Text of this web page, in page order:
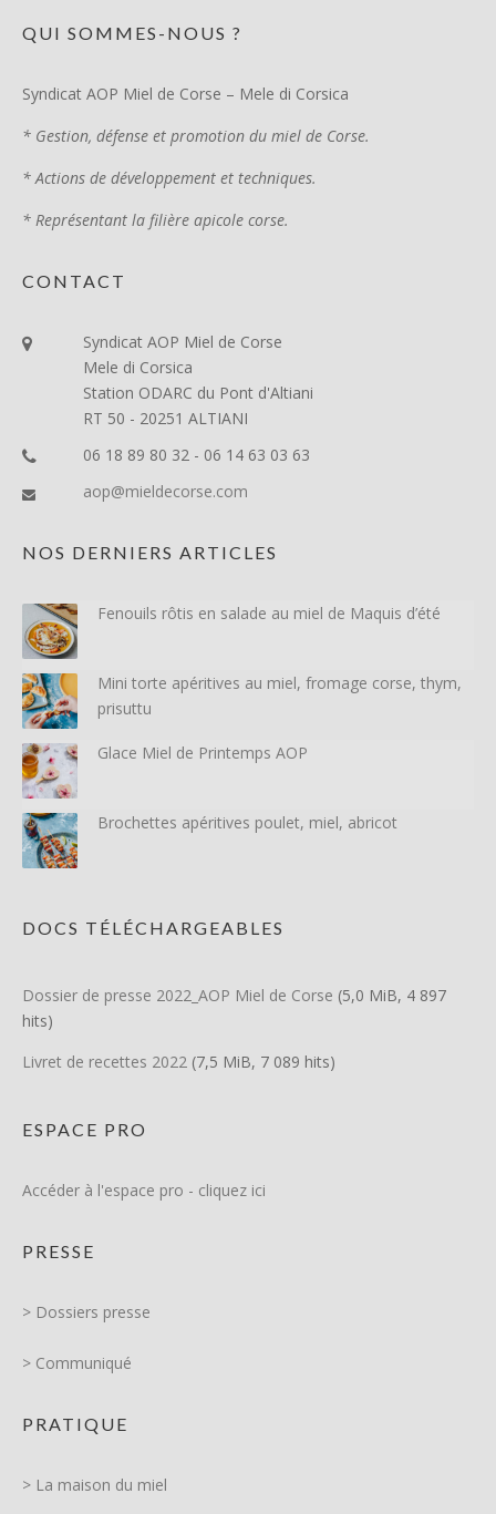
QUI SOMMES-NOUS ?
Syndicat AOP Miel de Corse – Mele di Corsica
* Gestion, défense et promotion du miel de Corse.
* Actions de développement et techniques.
* Représentant la filière apicole corse.
CONTACT
Syndicat AOP Miel de Corse
Mele di Corsica
Station ODARC du Pont d'Altiani
RT 50 - 20251 ALTIANI
06 18 89 80 32 - 06 14 63 03 63
aop@mieldecorse.com
NOS DERNIERS ARTICLES
Fenouils rôtis en salade au miel de Maquis d’été
Mini torte apéritives au miel, fromage corse, thym,
prisuttu
Glace Miel de Printemps AOP
Brochettes apéritives poulet, miel, abricot
DOCS TÉLÉCHARGEABLES
Dossier de presse 2022_AOP Miel de Corse (5,0 MiB, 4 897
hits)
Livret de recettes 2022 (7,5 MiB, 7 089 hits)
ESPACE PRO
Accéder à l'espace pro - cliquez ici
PRESSE
> Dossiers presse
> Communiqué
PRATIQUE
> La maison du miel